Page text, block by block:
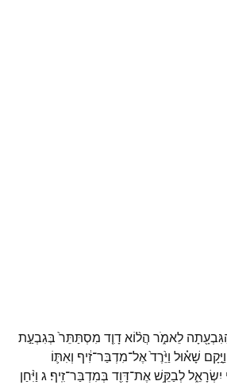
לֵאמֹ֑ר הֲל֨וֹאדָוִ֤ד מִסְתַּתֵּר֙ בְּגִבְעַ֣ת
וַיָּ֣קָם שָׁא֗וּל וַיֵּ֙רֶד֙אֶל־מִדְבַּר־זִ֔יף וְאִתּ֛וֹ
יִשְׂרָאֵ֑ללְבַקֵּ֥שׁאֶת־דָּוִ֖ד בְּמִדְבַּר־זִֽיף׃ ג וַיִּ֨חַן